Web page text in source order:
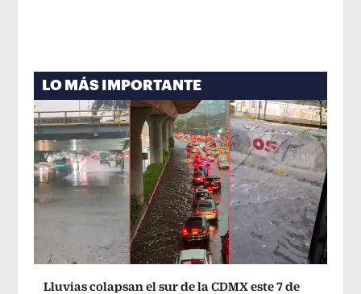
LO MÁS IMPORTANTE
Lluvias colapsan el sur de la CDMX este 7 de